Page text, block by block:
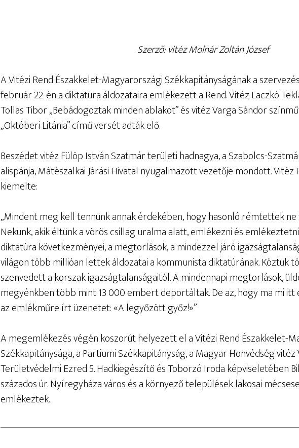
Szerző: vitéz Molnár Zoltán József
A Vitézi Rend Északkelet-Magyarországi Székkapitányságának a
február 22-én a diktatúra áldozataira emlékezett a Rend. Vitéz Laczkó
Tollas Tibor „Bebádogoztak minden ablakot” és vitéz Varga Sándor
„Októberi Litánia” című versét adták elő.
Beszédet vitéz Fülöp István Szatmár területi hadnagya, a Szabolcs-
alispánja, Mátészalkai Járási Hivatal nyugalmazott vezetője mondott.
kiemelte:
„Mindent meg kell tennünk annak érdekében, hogy hasonló rémtettek
Nekünk, akik éltünk a vörös csillag uralma alatt, emlékezni és
diktatúra következményei, a megtorlások, a mindezzel járó
világon több millióan lettek áldozatai a kommunista diktatúrának. Köztük
szenvedett a korszak igazságtalanságaitól. A mindennapi megtorlások,
megyénkben több mint 13 000 embert deportáltak. De az, hogy ma mi
az emlékműre írt üzenetet: «A legyőzött győz!»”
A megemlékezés végén koszorút helyezett el a Vitézi Rend Északkelet-
Székkapitánysága, a Partiumi Székkapitányság, a Magyar Honvédség vitéz
Területvédelmi Ezred 5. Hadkiegészítő és Toborzó Iroda képviseletében
százados úr. Nyíregyháza város és a környező települések lakosai
emlékeztek.